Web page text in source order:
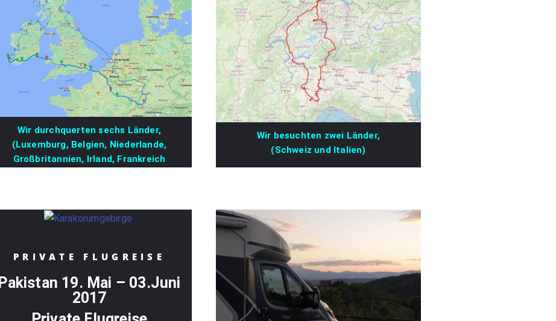
Wir durchquerten sechs Länder,
(Luxemburg, Belgien, Niederlande,
Großbritannien, Irland, Frankreich
Wir besuchten zwei Länder,
(Schweiz und Italien)
PRIVATE FLUGREISE
Pakistan 19. Mai – 03.Juni
2017